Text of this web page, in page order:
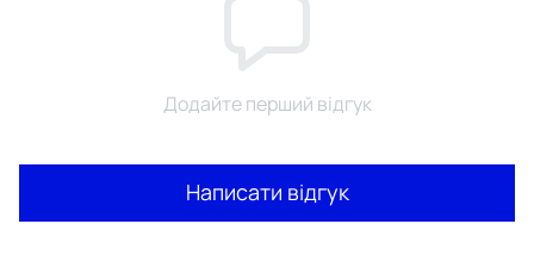
Додайте перший відгук
Написати відгук